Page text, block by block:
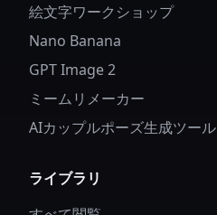
絵文字ワークショップ
Nano Banana
GPT Image 2
ミームリメーカー
AIカップルポーズ生成ツール
ライブラリ